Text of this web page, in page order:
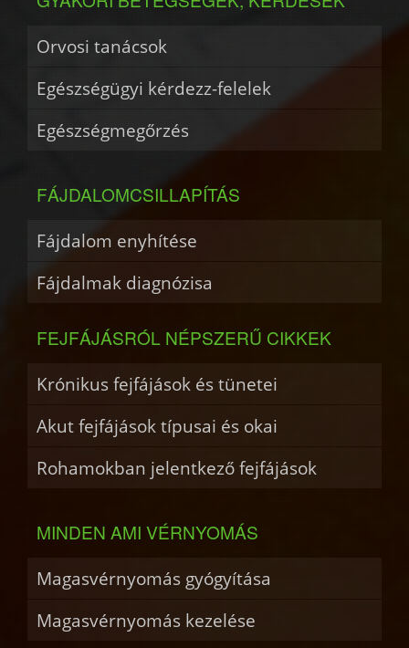
Orvosi tanácsok
Egészségügyi kérdezz-felelek
Egészségmegőrzés
FÁJDALOMCSILLAPÍTÁS
Fájdalom enyhítése
Fájdalmak diagnózisa
FEJFÁJÁSRÓL NÉPSZERŰ CIKKEK
Krónikus fejfájások és tünetei
Akut fejfájások típusai és okai
Rohamokban jelentkező fejfájások
MINDEN AMI VÉRNYOMÁS
Magasvérnyomás gyógyítása
Magasvérnyomás kezelése